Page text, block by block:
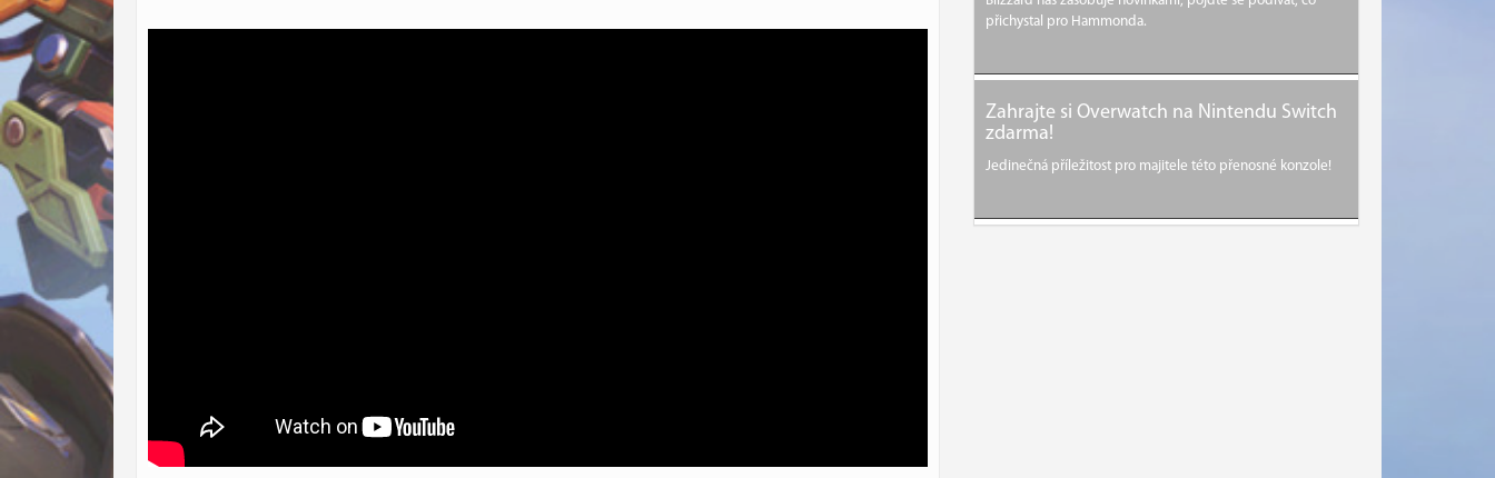
přichystal pro Hammonda.
Zahrajte si Overwatch na Nintendu Switch
zdarma!
Jedinečná příležitost pro majitele této přenosné konzole!